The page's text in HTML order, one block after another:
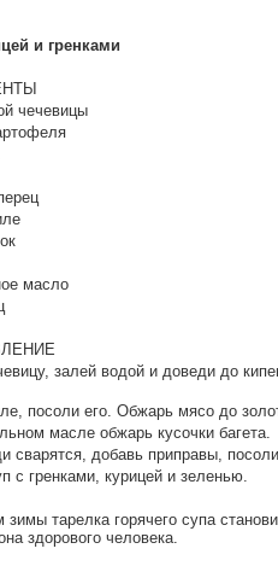
и гренками
чечевицы
масло
залей водой и доведи до
посоли его. Обжарь мясо до
масле обжарь кусочки багета.
сварятся, добавь приправы,
с гренками, курицей и зеленью.
тарелка горячего супа
здорового человека.